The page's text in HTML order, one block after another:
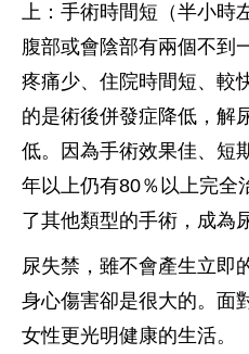
上：手術時間短（半小時
腹部或會陰部有兩個不到
疼痛少、住院時間短、較
的是術後併發症降低，解
低。因為手術效果佳、短
年以上仍有80％以上完全
了其他類型的手術，成為
尿失禁，雖不會產生立即
身心傷害卻是很大的。面
女性更光明健康的生活。